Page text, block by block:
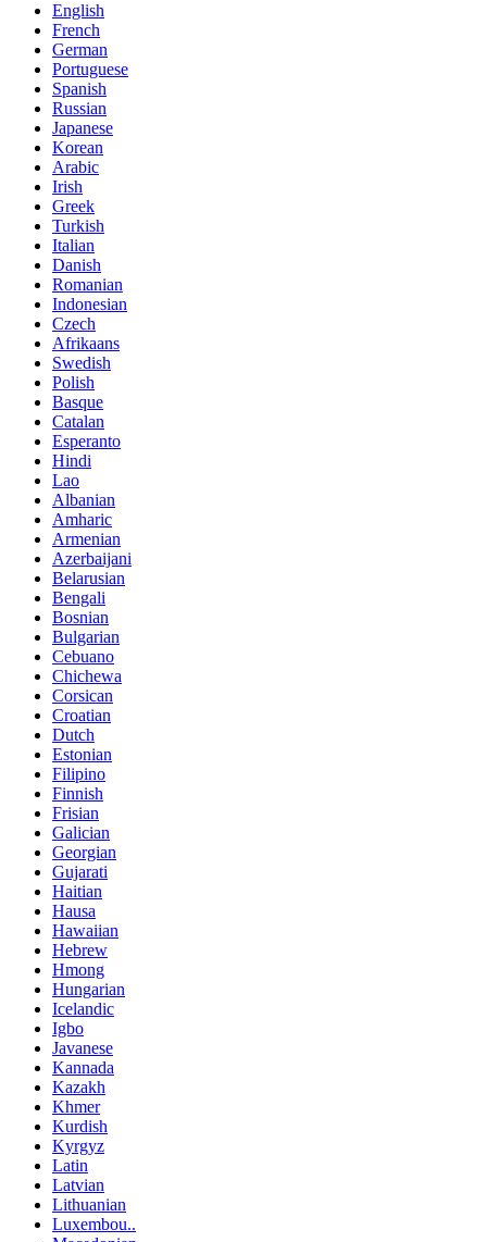
English
French
German
Portuguese
Spanish
Russian
Japanese
Korean
Arabic
Irish
Greek
Turkish
Italian
Danish
Romanian
Indonesian
Czech
Afrikaans
Swedish
Polish
Basque
Catalan
Esperanto
Hindi
Lao
Albanian
Amharic
Armenian
Azerbaijani
Belarusian
Bengali
Bosnian
Bulgarian
Cebuano
Chichewa
Corsican
Croatian
Dutch
Estonian
Filipino
Finnish
Frisian
Galician
Georgian
Gujarati
Haitian
Hausa
Hawaiian
Hebrew
Hmong
Hungarian
Icelandic
Igbo
Javanese
Kannada
Kazakh
Khmer
Kurdish
Kyrgyz
Latin
Latvian
Lithuanian
Luxembou..